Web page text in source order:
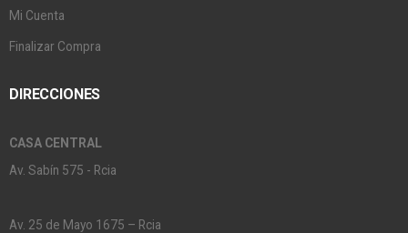
Mi Cuenta
Finalizar Compra
DIRECCIONES
CASA CENTRAL
Av. Sabín 575 - Rcia
Av. 25 de Mayo 1675 – Rcia